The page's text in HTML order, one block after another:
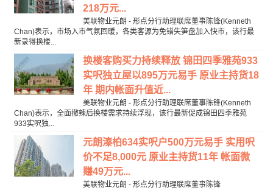
218万元...
美联物业元朗 - 形点分行助理联席董事陈锋(Kenneth
Chan)表示，市场入市气氛回暖，各类客源为免错失笋盘加入快市，该行最
新录得换楼...
换楼客购买力持续释放 锦田四季雅苑933
实呎独立屋以895万元易手 原业主持货18
年 期内帐面升值近...
美联物业元朗 - 形点分行助理联席董事陈锋(Kenneth
Chan)表示，全面撤辣后换楼需求持续浮现，该行最新促成锦田四季雅苑
933实呎独...
元朗溱柏634实呎户500万元易手 实用呎
价不足8,000元 原业主持货11年 帐面微
赚49万元...
美联物业元朗 - 形点分行助理联席董事陈锋